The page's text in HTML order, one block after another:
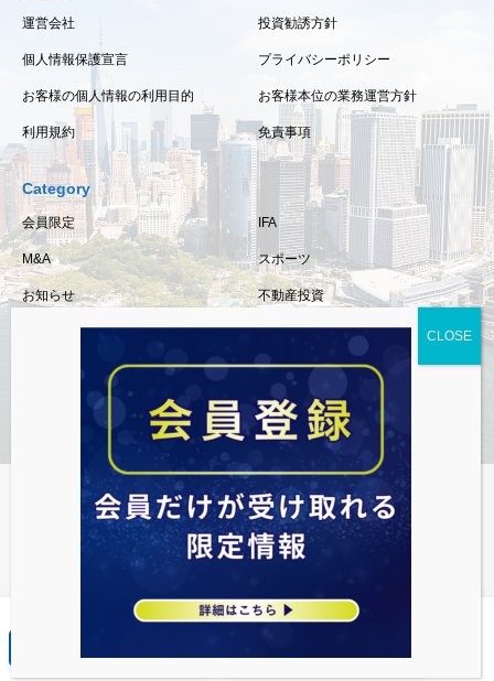
資産・不動産・M&Aまで対応 最新トレンド情報を会員限定で発信
運営会社 投資勧誘方針
個人情報保護宣言 プライバシーポリシー
お客様の個人情報の利用目的 お客様本位の業務運営方針
利用規約 免責事項
Category
会員限定 IFA
M&A スポーツ
お知らせ 不動産投資
相続・事業承継
経済情報